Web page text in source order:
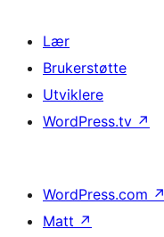
Lær
Brukerstøtte
Utviklere
WordPress.tv ↗
WordPress.com ↗
Matt ↗